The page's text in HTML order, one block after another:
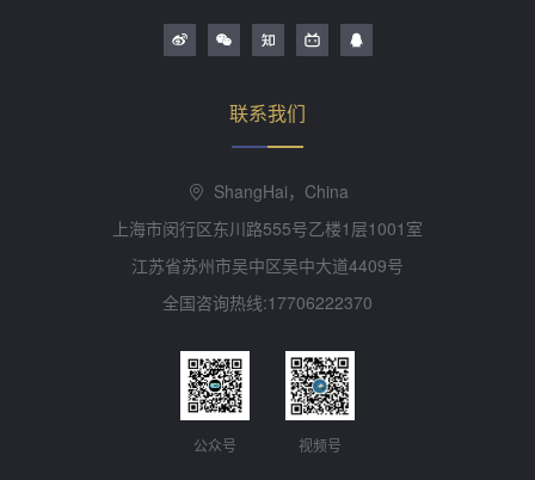
联系我们
ShangHai，China
上海市闵行区东川路555号乙楼1层1001室
江苏省苏州市吴中区吴中大道4409号
全国咨询热线:17706222370
公众号 视频号